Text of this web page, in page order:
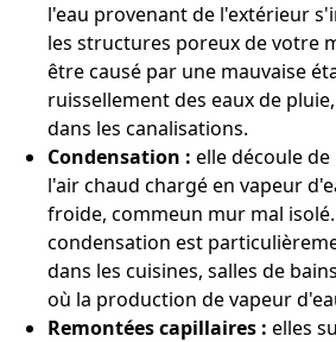
l'eau provenant de l'extérieur
les structures poreux de votre
être causé par une mauvaise
ruissellement des eaux de
dans les canalisations.
Condensation : elle découle
l'air chaud chargé en vapeur
froide, commeun mur mal isolé.
condensation est
dans les cuisines, salles de
où la production de vapeur
Remontées capillaires : elles